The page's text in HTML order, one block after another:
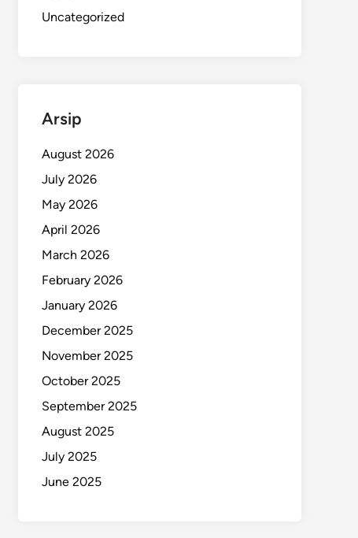
Uncategorized
Arsip
August 2026
July 2026
May 2026
April 2026
March 2026
February 2026
January 2026
December 2025
November 2025
October 2025
September 2025
August 2025
July 2025
June 2025